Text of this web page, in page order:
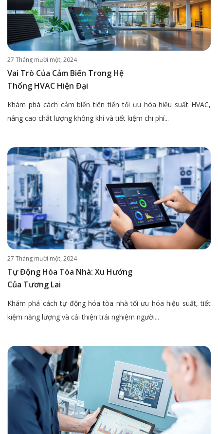
27 Tháng mười một, 2024
Vai Trò Của Cảm Biến Trong Hệ
Thống HVAC Hiện Đại
Khám phá cách cảm biến tiên tiến tối ưu hóa hiệu suất HVAC,
nâng cao chất lượng không khí và tiết kiệm chi phí...
27 Tháng mười một, 2024
Tự Động Hóa Tòa Nhà: Xu Hướng
Của Tương Lai
Khám phá cách tự động hóa tòa nhà tối ưu hóa hiệu suất, tiết
kiệm năng lượng và cải thiện trải nghiệm người...